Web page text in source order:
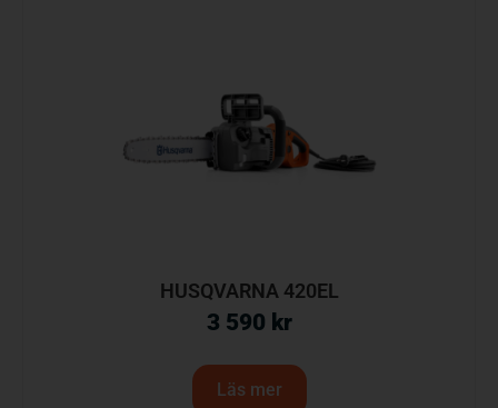
HUSQVARNA 420EL
3 590 kr
Läs mer